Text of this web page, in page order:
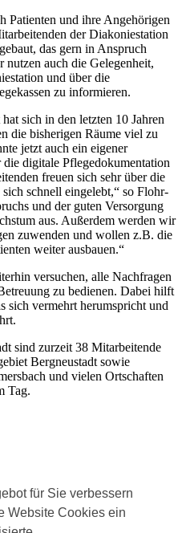
für Sie verbessern
Website Cookies ein
Patienten und ihre Angehörigen
der Diakoniestation
das gern in Anspruch
nutzen auch die Gelegenheit,
und über die
zu informieren.
sich in den letzten 10 Jahren
die bisherigen Räume viel zu
jetzt auch ein eigener
digitale Pflegedokumentation
freuen sich sehr über die
schnell eingelebt,“ so Flohr-
und der guten Versorgung
aus. Außerdem werden wir
zuwenden und wollen z.B. die
weiter ausbauen.“
versuchen, alle Nachfragen
zu bedienen. Dabei hilft
sich vermehrt herumspricht und
sind zurzeit 38 Mitarbeitende
Bergneustadt sowie
und vielen Ortschaften
Tag.